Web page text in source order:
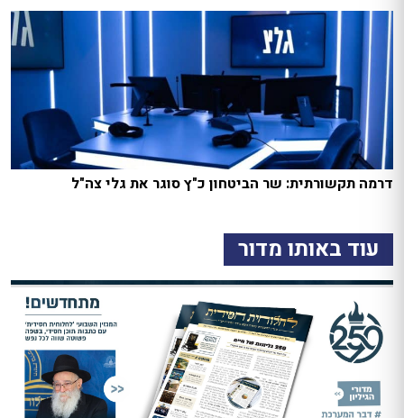
דרמה תקשורתית: שר הביטחון כ"ץ סוגר את גלי צה"ל
עוד באותו מדור